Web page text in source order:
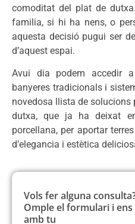
comoditat del plat de
familia, si hi ha nens, o
aquesta decisió pugui ser
d’aquest espai.
Avui dia podem accedir
banyeres tradicionals i
novedosa llista de solucions
dutxa, que ja ha deixat
porcellana, per aportar
d’elegancia i estètica
Vols fer alguna
Omple el formulari i
amb tu